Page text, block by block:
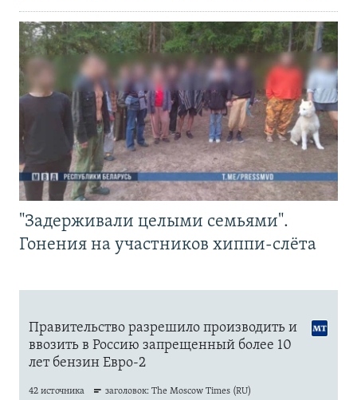
"Задерживали целыми семьями".
Гонения на участников хиппи-слёта